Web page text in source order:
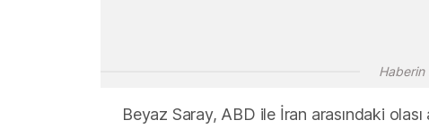
Haberin
Beyaz Saray, ABD ile İran arasındaki